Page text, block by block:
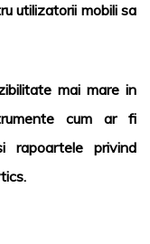
utilizatorii mobili sa
mai mare in
cum ar fi
privind
.